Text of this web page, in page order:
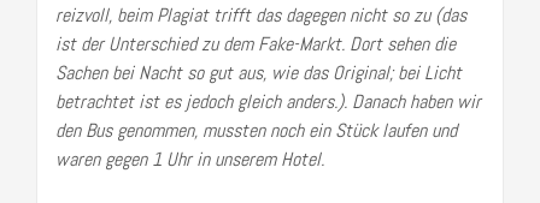
reizvoll, beim Plagiat trifft das dagegen nicht so zu (das
ist der Unterschied zu dem Fake-Markt. Dort sehen die
Sachen bei Nacht so gut aus, wie das Original; bei Licht
betrachtet ist es jedoch gleich anders.). Danach haben wir
den Bus genommen, mussten noch ein Stück laufen und
waren gegen 1 Uhr in unserem Hotel.